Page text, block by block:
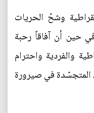
وشحّ الحريات
حين أن آفاقاً رحبة
والفردية واحترام
المتجسّدة في صيرورة